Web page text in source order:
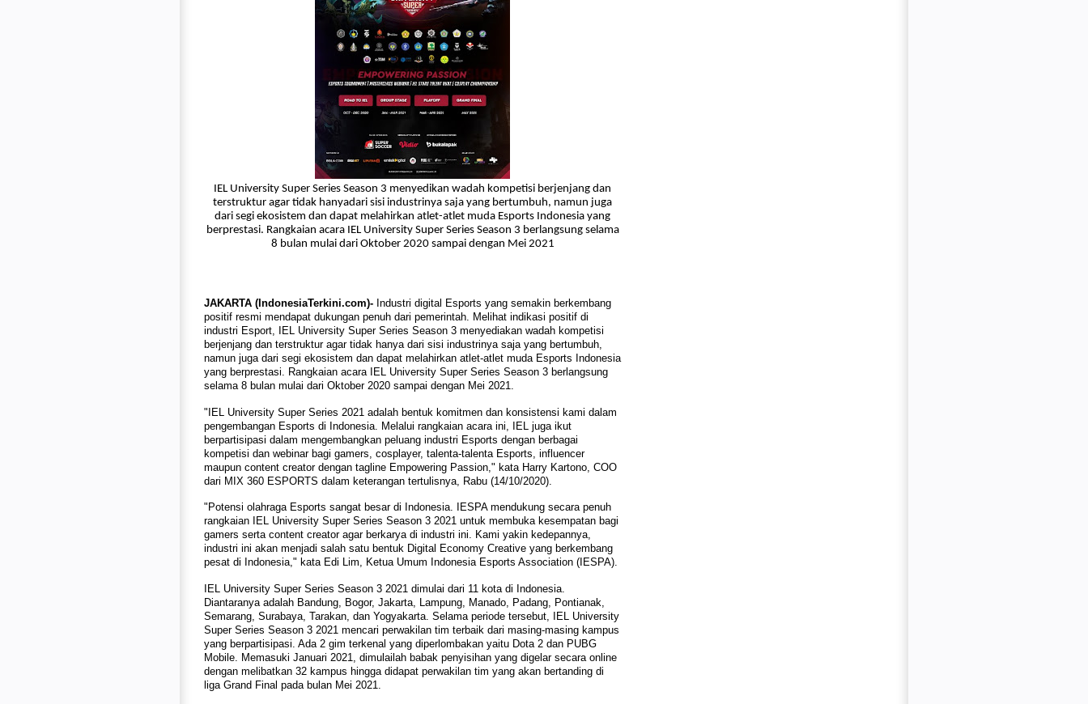
IEL University Super Series Season 3 menyedikan wadah kompetisi berjenjang dan
terstruktur agar tidak hanyadari sisi industrinya saja yang bertumbuh, namun juga
dari segi ekosistem dan dapat melahirkan atlet-atlet muda Esports Indonesia yang
berprestasi. Rangkaian acara IEL University Super Series Season 3 berlangsung selama
8 bulan mulai dari Oktober 2020 sampai dengan Mei 2021
JAKARTA (IndonesiaTerkini.com)- Industri digital Esports yang semakin berkembang
positif resmi mendapat dukungan penuh dari pemerintah. Melihat indikasi positif di
industri Esport, IEL University Super Series Season 3 menyediakan wadah kompetisi
berjenjang dan terstruktur agar tidak hanya dari sisi industrinya saja yang bertumbuh,
namun juga dari segi ekosistem dan dapat melahirkan atlet-atlet muda Esports Indonesia
yang berprestasi. Rangkaian acara IEL University Super Series Season 3 berlangsung
selama 8 bulan mulai dari Oktober 2020 sampai dengan Mei 2021.
"IEL University Super Series 2021 adalah bentuk komitmen dan konsistensi kami dalam
pengembangan Esports di Indonesia. Melalui rangkaian acara ini, IEL juga ikut
berpartisipasi dalam mengembangkan peluang industri Esports dengan berbagai
kompetisi dan webinar bagi gamers, cosplayer, talenta-talenta Esports, influencer
maupun content creator dengan tagline Empowering Passion," kata Harry Kartono, COO
dari MIX 360 ESPORTS dalam keterangan tertulisnya, Rabu (14/10/2020).
"Potensi olahraga Esports sangat besar di Indonesia. IESPA mendukung secara penuh
rangkaian IEL University Super Series Season 3 2021 untuk membuka kesempatan bagi
gamers serta content creator agar berkarya di industri ini. Kami yakin kedepannya,
industri ini akan menjadi salah satu bentuk Digital Economy Creative yang berkembang
pesat di Indonesia," kata Edi Lim, Ketua Umum Indonesia Esports Association (IESPA).
IEL University Super Series Season 3 2021 dimulai dari 11 kota di Indonesia.
Diantaranya adalah Bandung, Bogor, Jakarta, Lampung, Manado, Padang, Pontianak,
Semarang, Surabaya, Tarakan, dan Yogyakarta. Selama periode tersebut, IEL University
Super Series Season 3 2021 mencari perwakilan tim terbaik dari masing-masing kampus
yang berpartisipasi. Ada 2 gim terkenal yang diperlombakan yaitu Dota 2 dan PUBG
Mobile. Memasuki Januari 2021, dimulailah babak penyisihan yang digelar secara online
dengan melibatkan 32 kampus hingga didapat perwakilan tim yang akan bertanding di
liga Grand Final pada bulan Mei 2021.